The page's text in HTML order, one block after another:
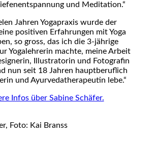
und Meditation.“
Jahren Yogapraxis wurde der
positiven Erfahrungen mit Yoga
so gross, das ich die 3-jährige
Yogalehrerin machte, meine Arbeit
Illustratorin und Fotografin
nun seit 18 Jahren hauptberuflich
und Ayurvedatherapeutin lebe.“
Infos über Sabine Schäfer.
Foto: Kai Branss